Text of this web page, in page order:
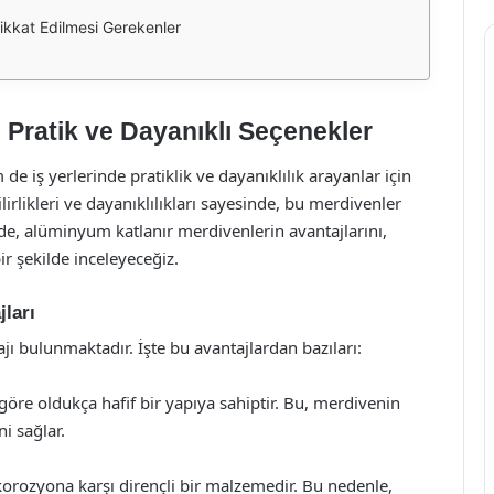
Edilmesi Gerekenler
ve Dayanıklı Seçenekler
iş yerlerinde pratiklik ve dayanıklılık arayanlar için
ve dayanıklılıkları sayesinde, bu merdivenler
alüminyum katlanır merdivenlerin avantajlarını,
şekilde inceleyeceğiz.
İşte bu avantajlardan bazıları:
oldukça hafif bir yapıya sahiptir. Bu, merdivenin
sağlar.
karşı dirençli bir malzemedir. Bu nedenle,